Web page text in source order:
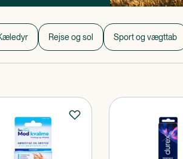
Rejse og sol Sport og vægttab